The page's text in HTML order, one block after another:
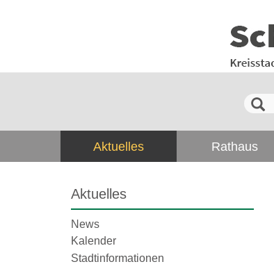
Aktuelles Rathaus
Aktuelles
News
Kalender
Stadtinformationen